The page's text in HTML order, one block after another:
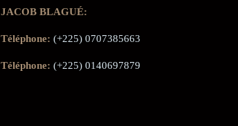
JACOB BLAGUÉ:
Téléphone: (+225) 0707385663
Téléphone: (+225) 0140697879